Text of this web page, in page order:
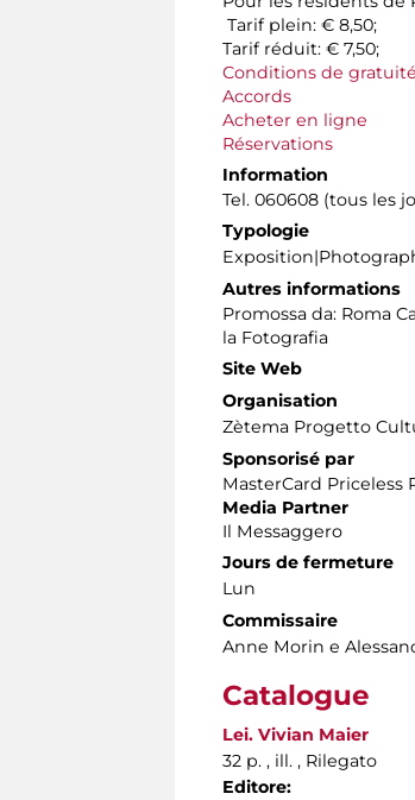
Tarif plein: € 8,50;
Tarif réduit: € 7,50;
Conditions de
Accords
Acheter en ligne
Réservations
Information
Tel. 060608 (tous les
Typologie
Autres informations
Promossa da: Roma
la Fotografia
Site Web
Organisation
Zètema Progetto
Sponsorisé par
MasterCard Priceless
Media Partner
Il Messaggero
Jours de fermeture
Lun
Commissaire
Anne Morin e
Catalogue
Lei. Vivian Maier
32 p. , ill. , Rilegato
Editore: